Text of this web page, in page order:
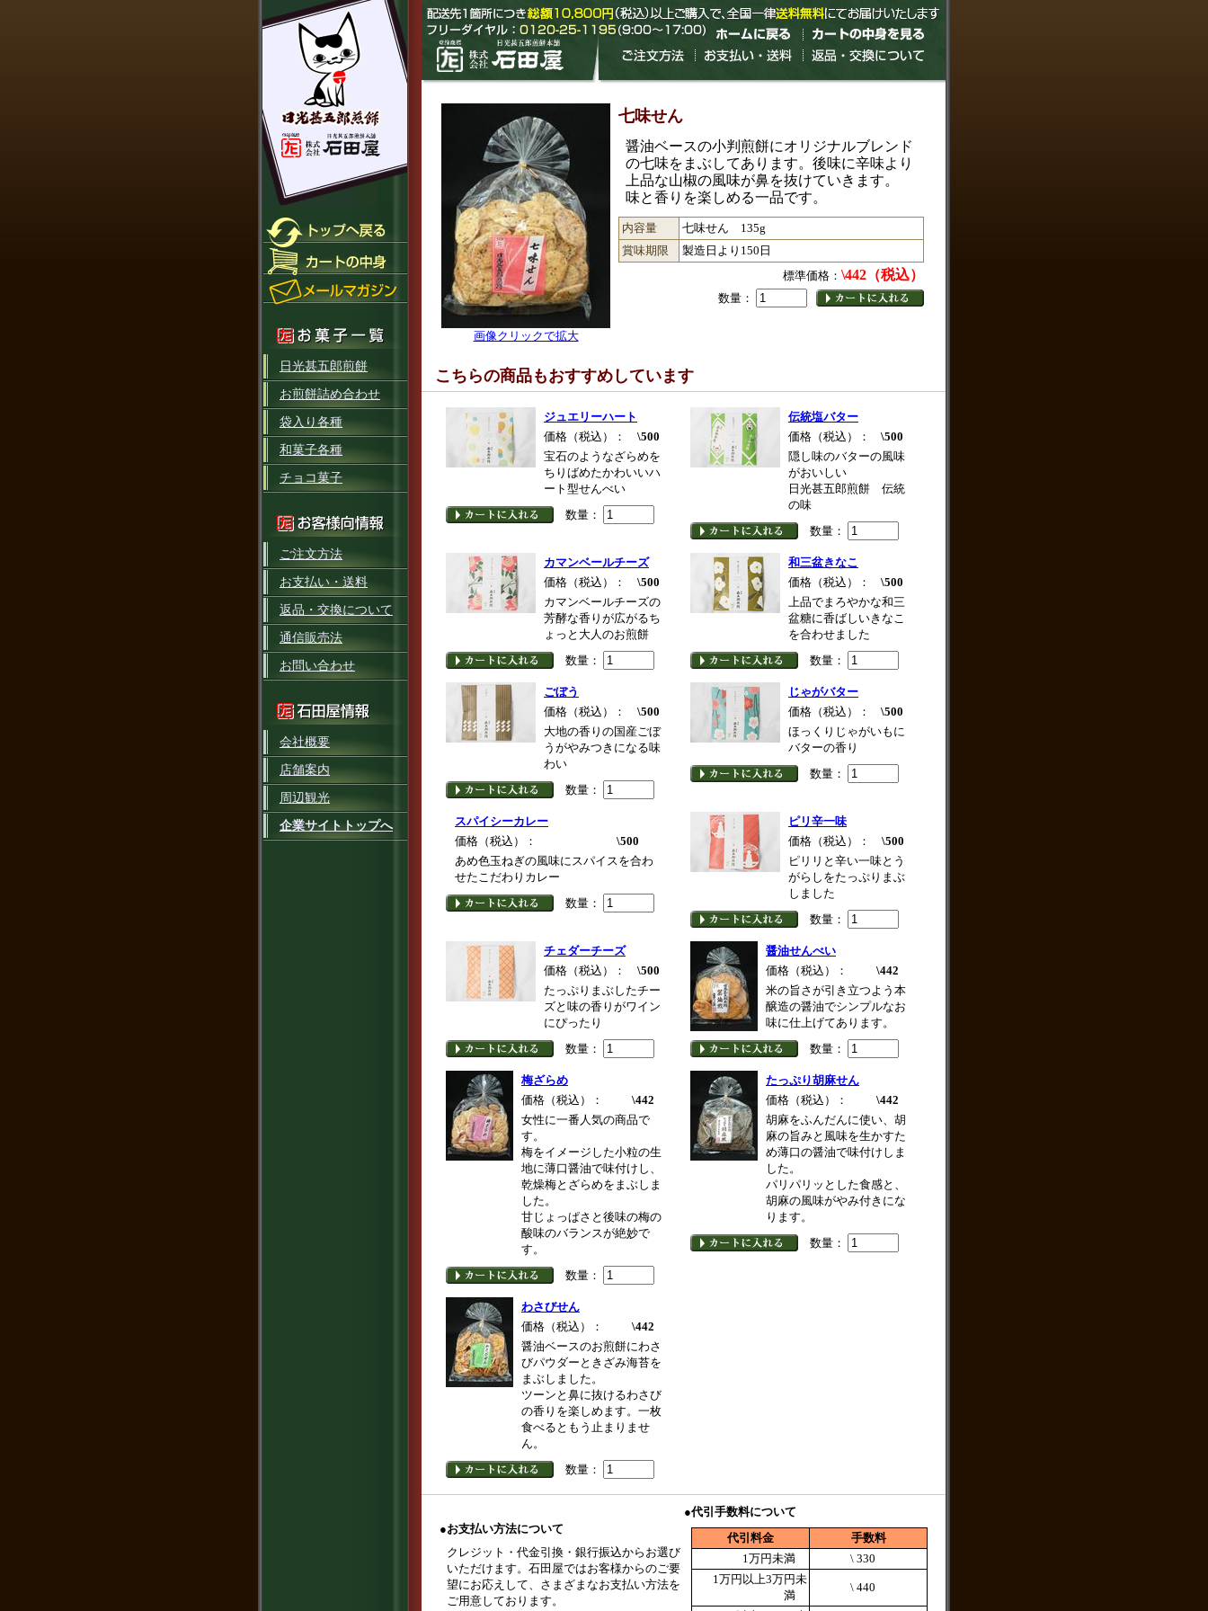
日光甚五郎煎餅
お煎餅詰め合わせ
袋入り各種
和菓子各種
チョコ菓子
ご注文方法
お支払い・送料
返品・交換について
通信販売法
お問い合わせ
会社概要
店舗案内
周辺観光
企業サイトトップへ
画像クリックで拡大
七味せん
醤油ベースの小判煎餅にオリジナルブレンド
の七味をまぶしてあります。後味に辛味より
上品な山椒の風味が鼻を抜けていきます。
味と香りを楽しめる一品です。
内容量
七味せん 135g
賞味期限
製造日より150日
標準価格： \442（税込）
数量：
こちらの商品もおすすめしています
ジュエリーハート
価格（税込）：
\500
宝石のようなざらめを
ちりばめたかわいいハ
ート型せんべい
数量：
伝統塩バター
価格（税込）：
\500
隠し味のバターの風味
がおいしい
日光甚五郎煎餅 伝統
の味
数量：
カマンベールチーズ
価格（税込）：
\500
カマンベールチーズの
芳酵な香りが広がるち
ょっと大人のお煎餅
数量：
和三盆きなこ
価格（税込）：
\500
上品でまろやかな和三
盆糖に香ばしいきなこ
を合わせました
数量：
ごぼう
価格（税込）：
\500
大地の香りの国産ごぼ
うがやみつきになる味
わい
数量：
じゃがバター
価格（税込）：
\500
ほっくりじゃがいもに
バターの香り
数量：
スパイシーカレー
価格（税込）：
\500
あめ色玉ねぎの風味にスパイスを合わ
せたこだわりカレー
数量：
ピリ辛一味
価格（税込）：
\500
ピリリと辛い一味とう
がらしをたっぷりまぶ
しました
数量：
チェダーチーズ
価格（税込）：
\500
たっぷりまぶしたチー
ズと味の香りがワイン
にぴったり
数量：
醤油せんべい
価格（税込）：
\442
米の旨さが引き立つよう本
醸造の醤油でシンプルなお
味に仕上げてあります。
数量：
梅ざらめ
価格（税込）：
\442
女性に一番人気の商品で
す。
梅をイメージした小粒の生
地に薄口醤油で味付けし、
乾燥梅とざらめをまぶしま
した。
甘じょっぱさと後味の梅の
酸味のバランスが絶妙で
す。
数量：
たっぷり胡麻せん
価格（税込）：
\442
胡麻をふんだんに使い、胡
麻の旨みと風味を生かすた
め薄口の醤油で味付けしま
した。
パリパリッとした食感と、
胡麻の風味がやみ付きにな
ります。
数量：
わさびせん
価格（税込）：
\442
醤油ベースのお煎餅にわさ
びパウダーときざみ海苔を
まぶしました。
ツーンと鼻に抜けるわさび
の香りを楽しめます。一枚
食べるともう止まりませ
ん。
数量：
●お支払い方法について
クレジット・代金引換・銀行振込からお選び
いただけます。石田屋ではお客様からのご要
望にお応えして、さまざまなお支払い方法を
ご用意しております。
●代引手数料について
代引料金
手数料
1万円未満
\ 330
1万円以上3万円未
満
\ 440